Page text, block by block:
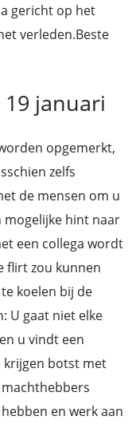
gericht op het
verleden.Beste
januari
opgemerkt,
zelfs
de mensen om u
mogelijke hint naar
een collega wordt
flirt zou kunnen
koelen bij de
U gaat niet elke
u vindt een
krijgen botst met
en werk aan